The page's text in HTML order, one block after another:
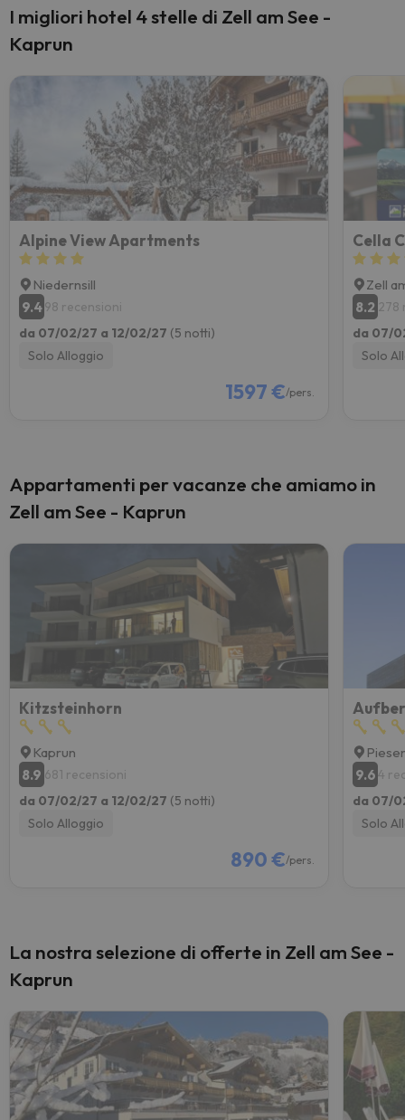
I migliori hotel 4 stelle di Zell am See -
Kaprun
Alpine View Apartments
Niedernsill
9.498 recensioni
da 07/02/27 a 12/02/27 (5 notti)
Solo Alloggio
1597 €/pers.
Cella
Zell
8.2 278
da 07/
Solo
Appartamenti per vacanze che amiamo in
Zell am See - Kaprun
Kitzsteinhorn
Kaprun
8.9 681 recensioni
da 07/02/27 a 12/02/27 (5 notti)
Solo Alloggio
890 €/pers.
9.64
da 07/
Solo
La nostra selezione di offerte in Zell am See -
Kaprun